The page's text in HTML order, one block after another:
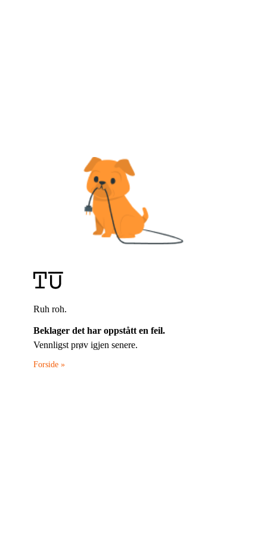
Ruh roh.
Beklager det har oppstått en feil.
Vennligst prøv igjen senere.
Forside »